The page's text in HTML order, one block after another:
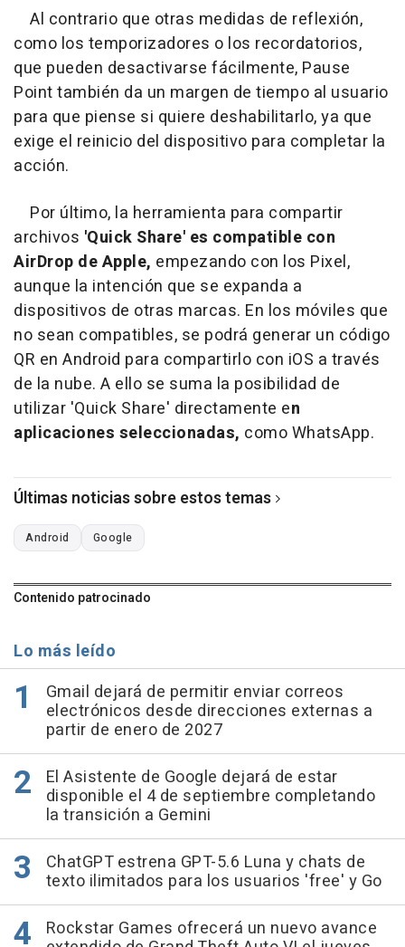
Al contrario que otras medidas de reflexión,
como los temporizadores o los recordatorios,
que pueden desactivarse fácilmente, Pause
Point también da un margen de tiempo al usuario
para que piense si quiere deshabilitarlo, ya que
exige el reinicio del dispositivo para completar la
acción.
Por último, la herramienta para compartir
archivos 'Quick Share' es compatible con
AirDrop de Apple, empezando con los Pixel,
aunque la intención que se expanda a
dispositivos de otras marcas. En los móviles que
no sean compatibles, se podrá generar un código
QR en Android para compartirlo con iOS a través
de la nube. A ello se suma la posibilidad de
utilizar 'Quick Share' directamente en
aplicaciones seleccionadas, como WhatsApp.
Últimas noticias sobre estos temas
Android Google
Contenido patrocinado
Lo más leído
Gmail dejará de permitir enviar correos
electrónicos desde direcciones externas a
partir de enero de 2027
El Asistente de Google dejará de estar
disponible el 4 de septiembre completando
la transición a Gemini
ChatGPT estrena GPT-5.6 Luna y chats de
texto ilimitados para los usuarios 'free' y Go
Rockstar Games ofrecerá un nuevo avance